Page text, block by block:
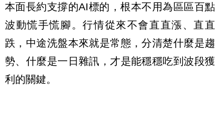
本面長約支撐的AI標的，根本不用為區區百點
波動慌手慌腳。行情從來不會直直漲、直直
跌，中途洗盤本來就是常態，分清楚什麼是趨
勢、什麼是一日雜訊，才是能穩穩吃到波段獲
利的關鍵。